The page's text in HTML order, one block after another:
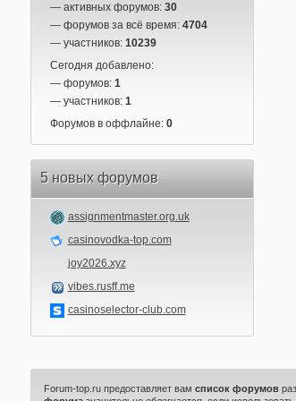
— активных форумов: 30
— форумов за всё время: 4704
— участников: 10239
Сегодня добавлено:
— форумов: 1
— участников: 1
Форумов в оффлайне: 0
5 новых форумов
assignmentmaster.org.uk
casinovodka-top.com
joy2026.xyz
vibes.rusff.me
casinoselector-club.com
Forum-top.ru предоставляет вамсписок форумов